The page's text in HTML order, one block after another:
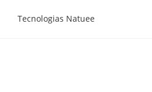
Tecnologias Natuee